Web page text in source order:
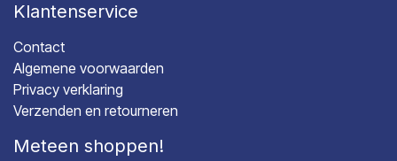
Klantenservice
Contact
Algemene voorwaarden
Privacy verklaring
Verzenden en retourneren
Meteen shoppen!